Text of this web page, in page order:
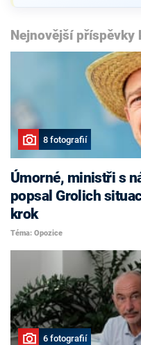
Nejnovější příspěvky
8 fotografií
Úmorné, ministři s
popsal Grolich
krok
Téma: Opozice
6 fotografií